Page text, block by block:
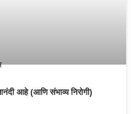
आहे (आणि संभाव्य निरोगी)